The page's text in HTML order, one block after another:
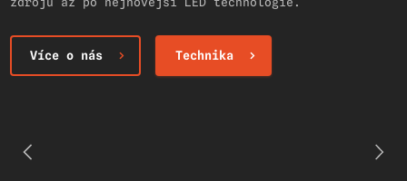
Více o nás Technika